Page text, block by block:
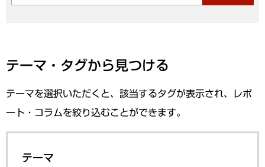
テーマ・タグから見つける
テーマを選択いただくと、該当するタグが表示され、レポ
ート・コラムを絞り込むことができます。
テーマ